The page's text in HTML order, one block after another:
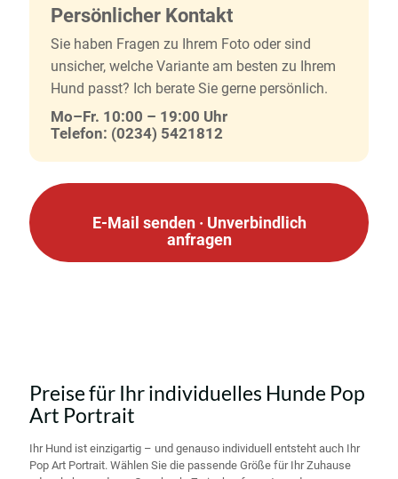
Persönlicher Kontakt
Sie haben Fragen zu Ihrem Foto oder sind
unsicher, welche Variante am besten zu Ihrem
Hund passt? Ich berate Sie gerne persönlich.
Mo–Fr. 10:00 – 19:00 Uhr
Telefon: (0234) 5421812
E-Mail senden · Unverbindlich
anfragen
Preise für Ihr individuelles Hunde Pop
Art Portrait
Ihr Hund ist einzigartig – und genauso individuell entsteht auch Ihr
Pop Art Portrait. Wählen Sie die passende Größe für Ihr Zuhause